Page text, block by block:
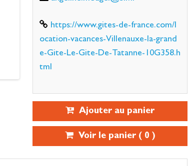
https://www.gites-de-france.com/l
ocation-vacances-Villenauxe-la-grand
e-Gite-Le-Gite-De-Tatanne-10G358.h
tml
Ajouter au panier
Voir le panier ( 0 )